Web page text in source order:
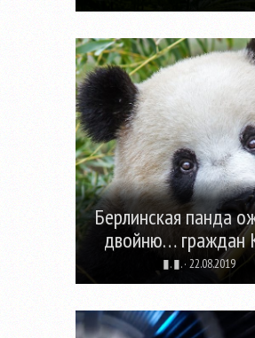
Берлинская панда
двойню… граждан
▮. ▮. · 22.08.2019